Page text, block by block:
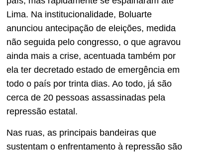
Lima. Na institucionalidade, Boluarte
anunciou antecipação de eleições, medida
não seguida pelo congresso, o que agravou
ainda mais a crise, acentuada também por
ela ter decretado estado de emergência em
todo o país por trinta dias. Ao todo, já são
cerca de 20 pessoas assassinadas pela
repressão estatal.
Nas ruas, as principais bandeiras que
sustentam o enfrentamento à repressão são